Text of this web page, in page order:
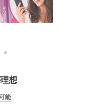
4
想
能